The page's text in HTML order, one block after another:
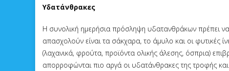
Υδατάνθρακες
Η συνολική ημερήσια πρόσληψη υδατανθράκων πρέπει
απασχολούν είναι τα σάκχαρα, το άμυλο και οι φυτικές
(λαχανικά, φρούτα, προϊόντα ολικής άλεσης, όσπρια)
απορροφώνται πιο αργά οι υδατάνθρακες της τροφής